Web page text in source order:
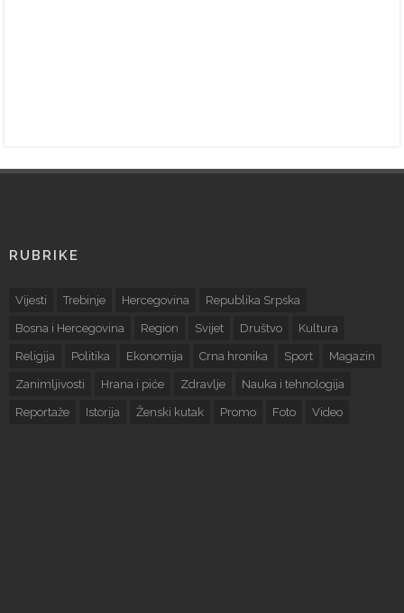
RUBRIKE
Vijesti Trebinje Hercegovina Republika Srpska
Bosna i Hercegovina Region Svijet Društvo Kultura
Religija Politika Ekonomija Crna hronika Sport Magazin
Zanimljivosti Hrana i piće Zdravlje Nauka i tehnologija
Reportaže Istorija Ženski kutak Promo Foto Video